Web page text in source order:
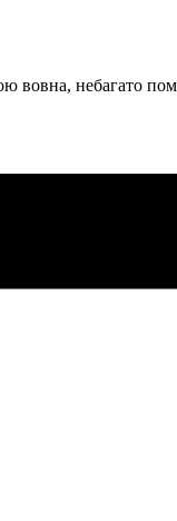
вовна, небагато